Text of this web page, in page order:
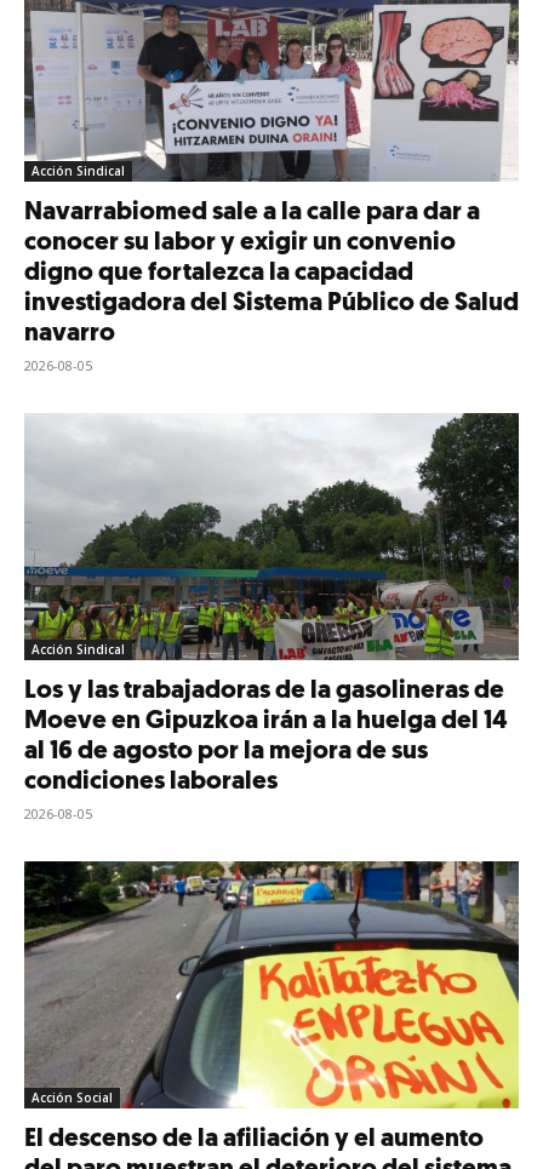
Acción Sindical
Navarrabiomed sale a la calle para dar a
conocer su labor y exigir un convenio
digno que fortalezca la capacidad
investigadora del Sistema Público de Salud
navarro
2026-08-05
Acción Sindical
Los y las trabajadoras de la gasolineras de
Moeve en Gipuzkoa irán a la huelga del 14
al 16 de agosto por la mejora de sus
condiciones laborales
2026-08-05
Acción Social
El descenso de la afiliación y el aumento